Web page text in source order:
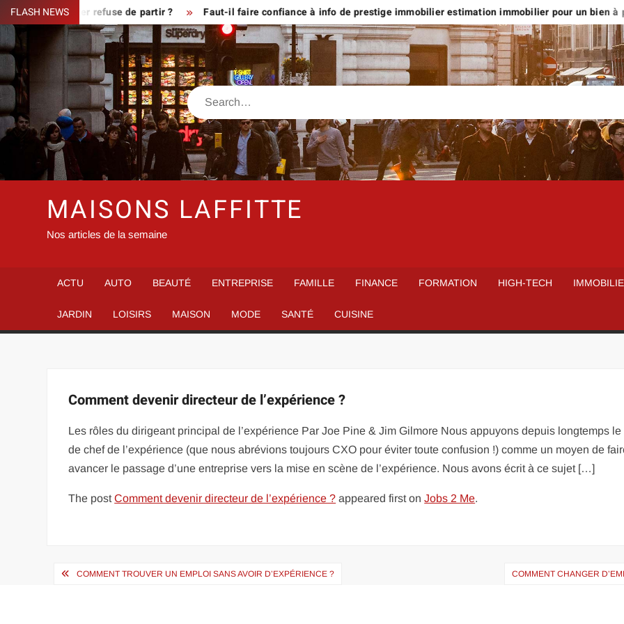
Skip
to
content
FLASH NEWS
le fermier refuse de partir ? Faut-il faire confiance à info de prestige immobilier estimation immobilier pour un bien à plus
Search
MAISONS LAFFITTE
Nos articles de la semaine
ACTU AUTO BEAUTÉ ENTREPRISE FAMILLE FINANCE FORMATION HIGH-TECH
JARDIN LOISIRS MAISON MODE SANTÉ CUISINE
Comment devenir directeur de l’expérience ?
Les rôles du dirigeant principal de l’expérience Par Joe Pine & Jim Gilmore Nous appuyons depuis longtemps le
de chef de l’expérience (que nous abrévions toujours CXO pour éviter toute confusion !) comme un moyen de
avancer le passage d’une entreprise vers la mise en scène de l’expérience. Nous avons écrit à ce sujet […]
The postComment devenir directeur de l’expérience ? appeared first onJobs 2 Me.
Navigation
COMMENT TROUVER UN EMPLOI SANS AVOIR D’EXPÉRIENCE ? COMMENT CHANGER